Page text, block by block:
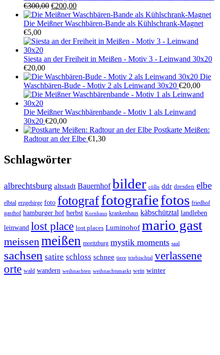
€300,00 Ursprünglicher
Preis
war:
€200,00Aktueller
Preis
ist:
Die Meißner Waschbären-Bande als Kühlschrank-Magnet
€5,00
Siesta an der Freiheit in Meißen - Motiv 3 - Leinwand 30x20
€20,00
Die
Waschbären-Bude - Motiv 2 als Leinwand 30x20 €20,00
Die Meißner Waschbärenbande - Motiv 1 als Leinwand
30x20 €20,00
Postkarte Meißen:
Radtour an der Elbe €1,30
Schlagwörter
albrechtsburg altstadt Bauernhof bilder cölln ddr dresden elbe
elbtal erzgebirge foto fotograffotografiefotos friedhof
gasthof hamburger hof herbst Kornhaus krankenhaus käbschütztal landleben
leinwand lost place lost places Luminohof mario gast
meissen meißen moritzburg mystik moments saal
sachsen satire schloss schnee tiere triebischtal verlassene
orte wald wandern weihnachten weihnachtsmarkt wein winter